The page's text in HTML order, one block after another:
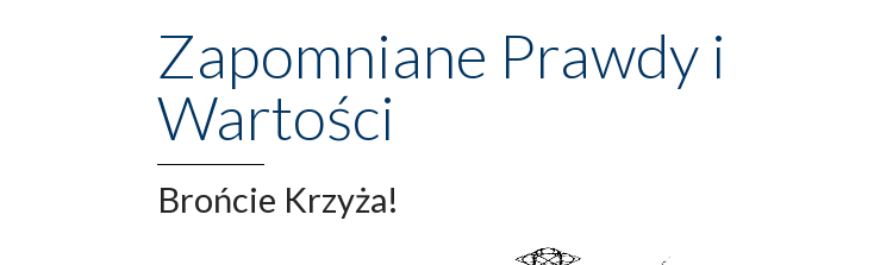
Zapomniane Prawdy i
Wartości
Brońcie Krzyża!